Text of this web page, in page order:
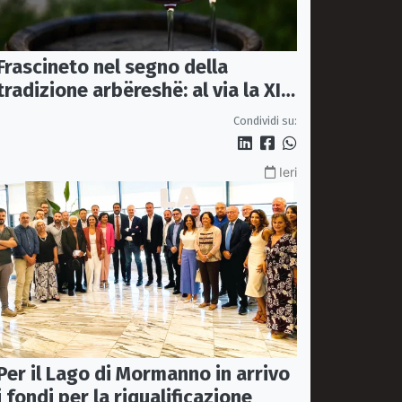
nel segno della
arbëreshë: al via la XII
della Festa del VinoCondividi su:
Ieri
il Lago di Mormanno in arrivo
fondi per la riqualificazione